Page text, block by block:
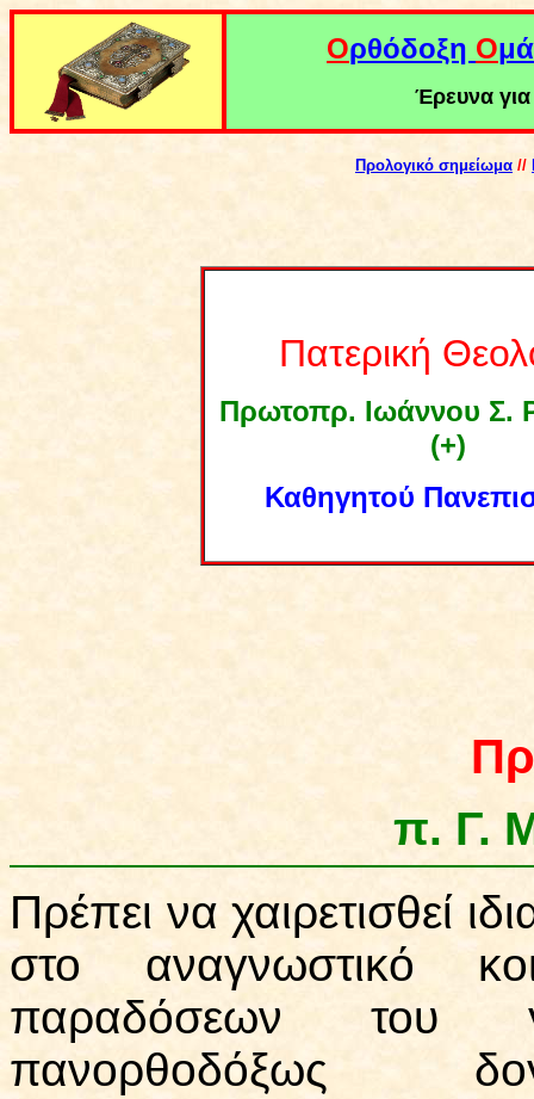
Ορθόδοξη Ο
Έρευνα για
Προλογικό σημείωμα //
Πατερική
Πρωτοπρ. Ιωάννου Σ.
(+)
Καθηγητού
π. Γ.
Πρέπει να χαιρετισθεί
στο αναγνωστικό
παραδόσεων του
πανορθοδόξως